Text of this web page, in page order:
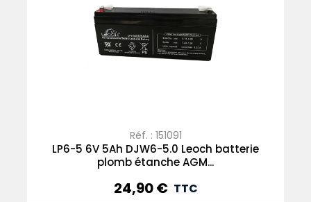
Réf. : 151091
LP6-5 6V 5Ah DJW6-5.0 Leoch batterie
plomb étanche AGM...
Prix
24,90 € TTC